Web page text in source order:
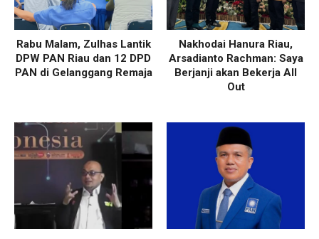
Rabu Malam, Zulhas Lantik
DPW PAN Riau dan 12 DPD
PAN di Gelanggang Remaja
Nakhodai Hanura Riau,
Arsadianto Rachman: Saya
Berjanji akan Bekerja All
Out